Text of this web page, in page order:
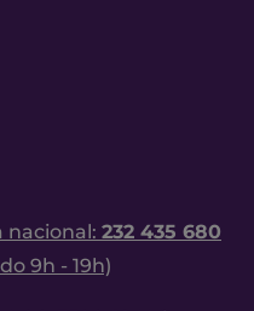
nacional: 232 435 680
9h - 19h)